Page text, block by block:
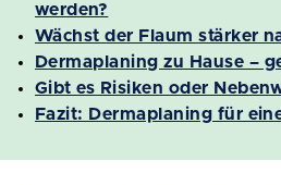
werden?
Wächst der Flaum stärker
Dermaplaning zu Hause –
Gibt es Risiken oder
Fazit: Dermaplaning für